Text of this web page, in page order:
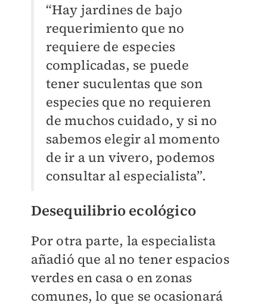
“Hay jardines de bajo
requerimiento que no
requiere de especies
complicadas, se puede
tener suculentas que son
especies que no requieren
de muchos cuidado, y si no
sabemos elegir al momento
de ir a un vivero, podemos
consultar al especialista”.
Desequilibrio ecológico
Por otra parte, la especialista
añadió que al no tener espacios
verdes en casa o en zonas
comunes, lo que se ocasionará